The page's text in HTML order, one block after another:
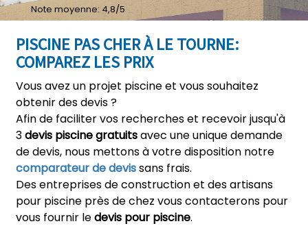
PISCINE PAS CHER À LE TOURNE:
COMPAREZ LES PRIX
Vous avez un projet piscine et vous souhaitez
obtenir des devis ?
Afin de faciliter vos recherches et recevoir jusqu'à
3devis piscine gratuitsavec une unique demande
de devis, nous mettons à votre disposition notre
comparateur de devissans frais.
Des entreprises de construction et des artisans
pour piscine près de chez vous contacterons pour
vous fournir ledevis pour piscine.
Note moyenne: 4,8/5